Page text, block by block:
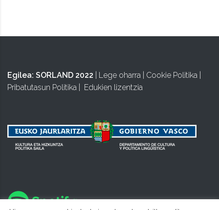
Egilea: SORLAND 2022 Lege oharra Cookie Politika
Pribatutasun Politika
Edukien lizentzia